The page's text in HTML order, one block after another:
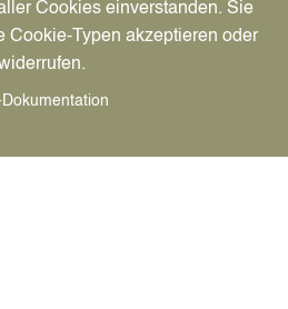
(nur bei Führungszeugnis für
Cookies einverstanden. Sie
Cookie-Typen akzeptieren oder